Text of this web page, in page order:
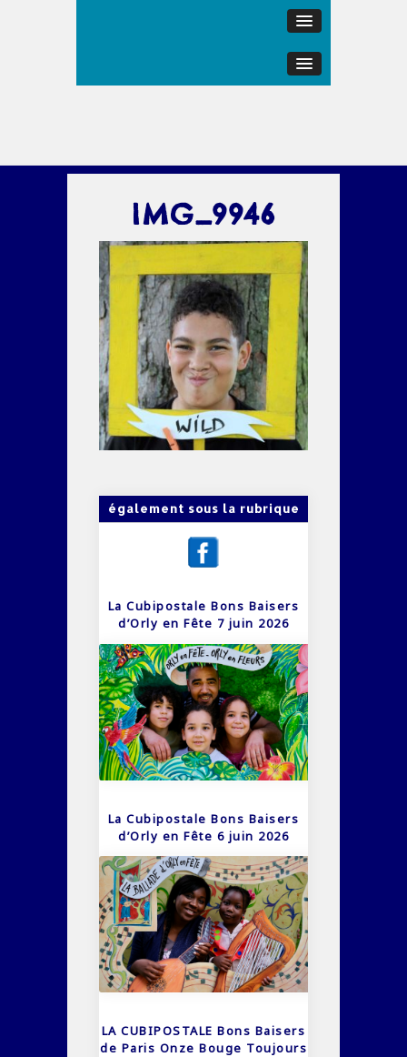
IMG_9946
également sous la rubrique
La Cubipostale Bons Baisers
d’Orly en Fête 7 juin 2026
La Cubipostale Bons Baisers
d’Orly en Fête 6 juin 2026
LA CUBIPOSTALE Bons Baisers
de Paris Onze Bouge Toujours